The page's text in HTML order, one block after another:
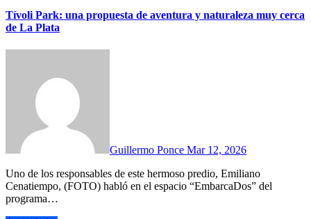
Tívoli Park: una propuesta de aventura y naturaleza muy cerca
de La Plata
Guillermo Ponce Mar 12, 2026
Uno de los responsables de este hermoso predio, Emiliano
Cenatiempo, (FOTO) habló en el espacio “EmbarcaDos” del
programa…